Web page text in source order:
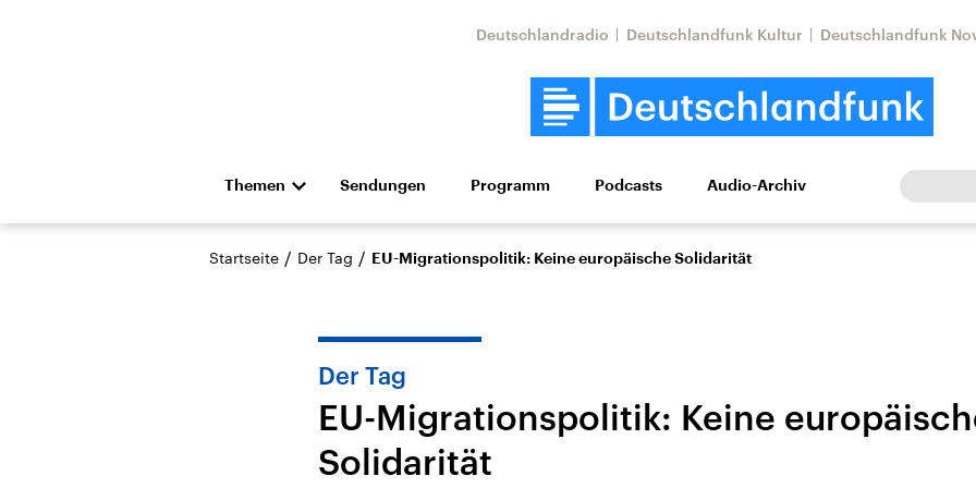
Deutschlandradio Deutschlandfunk Kultur Deutschlandfunk
Themen
Die Nachrichten Politik Wirtschaft Wissen Kultur Europa
Hörspiel und Feature Musik
Landtagswahl Sachsen-
Anhalt 2026
USA
Aktuelle Beiträge,
Sendungen Programm Podcasts Audio-Archiv
Startseite / Der Tag / EU-Migrationspolitik: Keine europäische Solidarität
Der Tag
EU-Migrationspolitik: Keine
Solidarität